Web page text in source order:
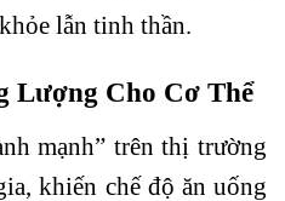
lẫn tinh thần.
Lượng Cho Cơ Thể
mạnh” trên thị trường
khiến chế độ ăn uống